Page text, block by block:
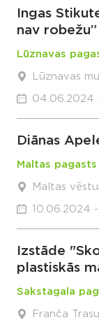
Ingas
nav robežu”
Lūznavas
Lūznavas
04.06.2024
Diānas
Maltas pagasts
Maltas
10.06.2024
Izstāde
plastiskās
Sakstagala
Franča